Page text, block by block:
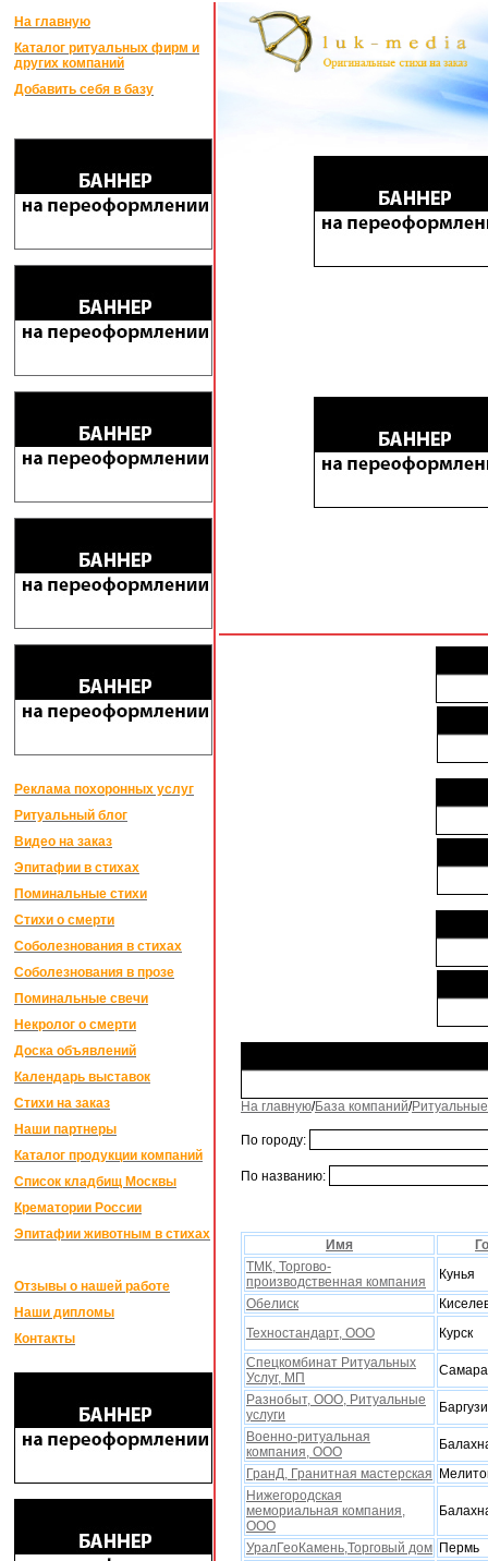
На главную
Каталог ритуальных фирм и
других компаний
Добавить себя в базу
Реклама похоронных услуг
Ритуальный блог
Видео на заказ
Эпитафии в стихах
Поминальные стихи
Стихи о смерти
Соболезнования в стихах
Соболезнования в прозе
Поминальные свечи
Некролог о смерти
Доска объявлений
Календарь выставок
Стихи на заказ
Наши партнеры
Каталог продукции компаний
Список кладбищ Москвы
Крематории России
Эпитафии животным в стихах
Отзывы о нашей работе
Наши дипломы
Контакты
На главную/База компаний/
По городу:
По названию:
Имя
ТМК, Торгово-
производственная компания
Кунья
Обелиск
Техностандарт, ООО
Курск
Спецкомбинат Ритуальных
Услуг, МП
Самара
Разнобыт, ООО, Ритуальные
услуги
Военно-ритуальная
компания, ООО
ГранД, Гранитная мастерская
Нижегородская
мемориальная компания,
ООО
УралГеоКамень,Торговый дом Пермь